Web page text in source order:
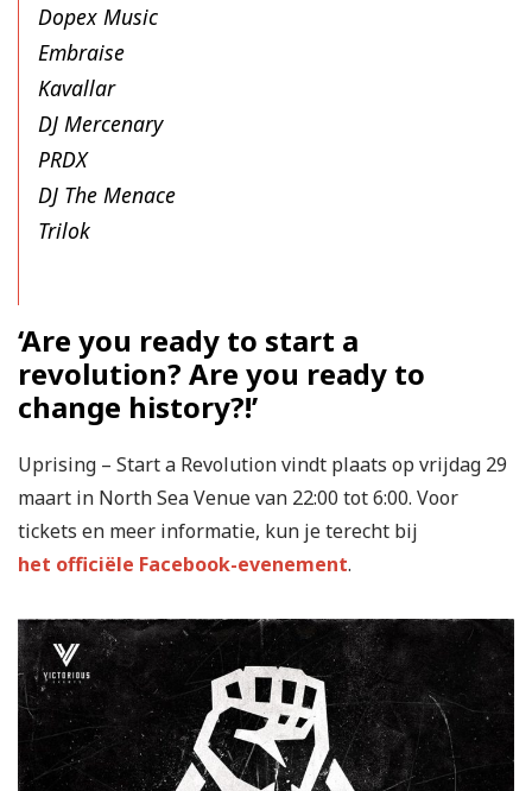
Dopex Music
Embraise
Kavallar
DJ Mercenary
PRDX
DJ The Menace
Trilok
‘Are you ready to start a
revolution? Are you ready to
change history?!’
Uprising – Start a Revolution vindt plaats op vrijdag 29
maart in North Sea Venue van 22:00 tot 6:00. Voor
tickets en meer informatie, kun je terecht bij
het officiële Facebook-evenement.